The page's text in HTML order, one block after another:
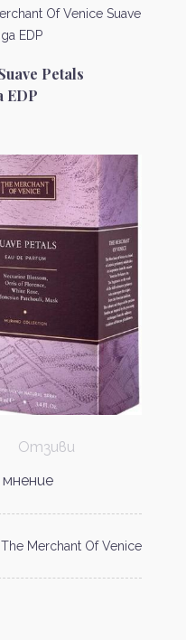
Of Venice Suave
EDP
Petals
EDP
Отзиви
The Merchant Of Venice